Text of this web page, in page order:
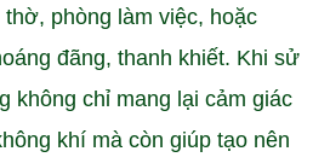
phòng làm việc, hoặc
đãng, thanh khiết. Khi sử
không chỉ mang lại cảm giác
khí mà còn giúp tạo nên